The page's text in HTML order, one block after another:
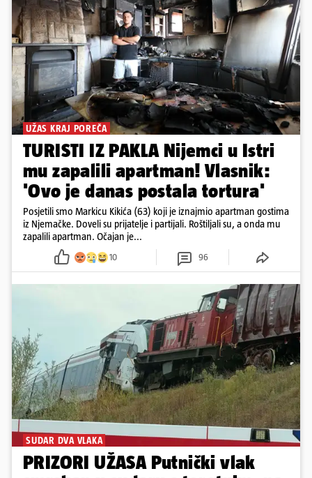
UŽAS KRAJ POREČA
TURISTI IZ PAKLA Nijemci u Istri
mu zapalili apartman! Vlasnik:
'Ovo je danas postala tortura'
Posjetili smo Markicu Kikića (63) koji je iznajmio apartman gostima
iz Njemačke. Doveli su prijatelje i partijali. Roštiljali su, a onda mu
zapalili apartman. Očajan je...
10 96
SUDAR DVA VLAKA
PRIZORI UŽASA Putnički vlak